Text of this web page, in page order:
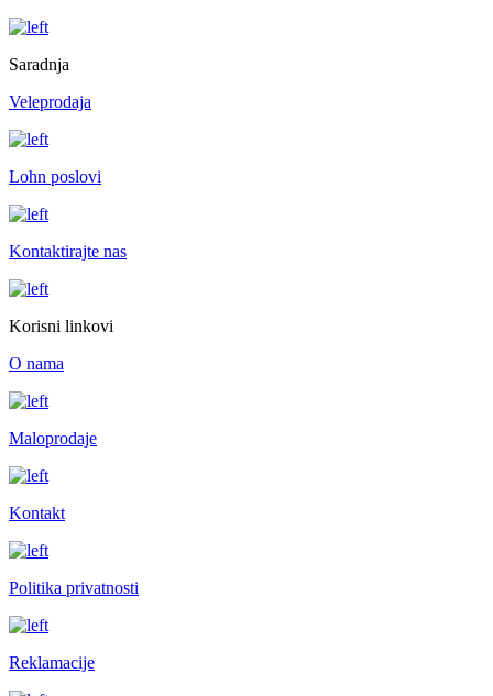
Saradnja
Veleprodaja
Lohn poslovi
Kontaktirajte nas
Korisni linkovi
O nama
Maloprodaje
Kontakt
Politika privatnosti
Reklamacije